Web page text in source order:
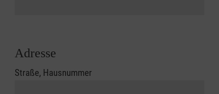
Adresse
Straße, Hausnummer